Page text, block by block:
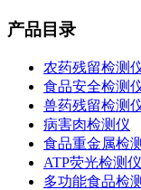
产品目录
农药残留检测
食品安全检测
兽药残留检测
病害肉检测仪
食品重金属检
ATP荧光检测仪
多功能食品检